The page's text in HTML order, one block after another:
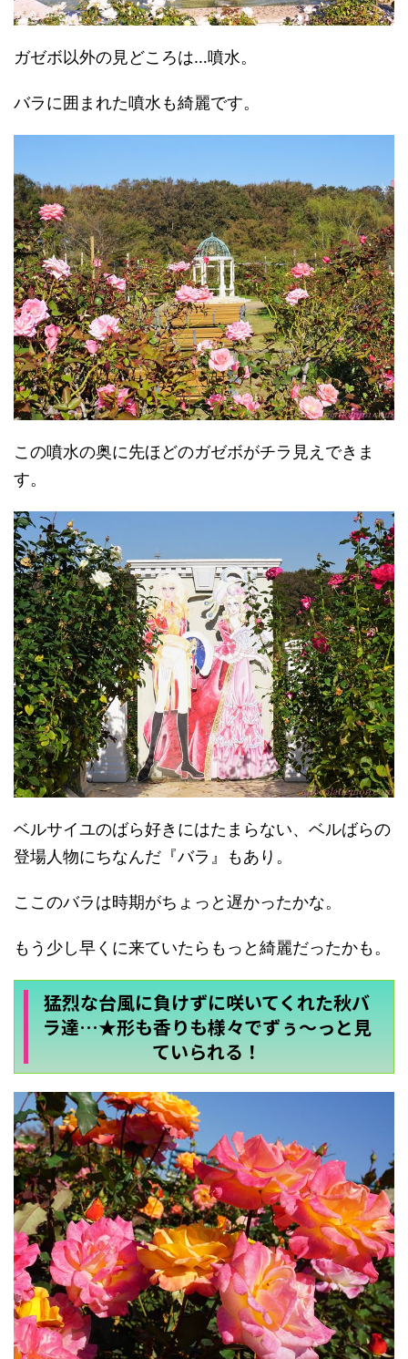
ガゼボ以外の見どころは…噴水。
バラに囲まれた噴水も綺麗です。
この噴水の奥に先ほどのガゼボがチラ見えできま
す。
ベルサイユのばら好きにはたまらない、ベルばらの
登場人物にちなんだ『バラ』もあり。
ここのバラは時期がちょっと遅かったかな。
もう少し早くに来ていたらもっと綺麗だったかも。
猛烈な台風に負けずに咲いてくれた秋バ
ラ達…★形も香りも様々でずぅ～っと見
ていられる！